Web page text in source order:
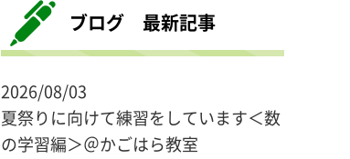
ブログ 最新記事
2026/08/03
夏祭りに向けて練習をしています＜数
の学習編＞＠かごはら教室